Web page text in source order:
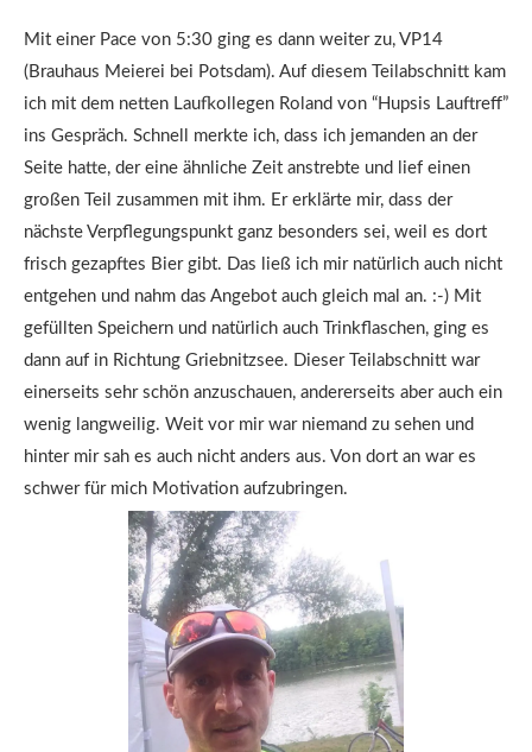
Mit einer Pace von 5:30 ging es dann weiter zu, VP14
(Brauhaus Meierei bei Potsdam). Auf diesem Teilabschnitt kam
ich mit dem netten Laufkollegen Roland von “Hupsis Lauftreff”
ins Gespräch. Schnell merkte ich, dass ich jemanden an der
Seite hatte, der eine ähnliche Zeit anstrebte und lief einen
großen Teil zusammen mit ihm. Er erklärte mir, dass der
nächste Verpflegungspunkt ganz besonders sei, weil es dort
frisch gezapftes Bier gibt. Das ließ ich mir natürlich auch nicht
entgehen und nahm das Angebot auch gleich mal an. :-) Mit
gefüllten Speichern und natürlich auch Trinkflaschen, ging es
dann auf in Richtung Griebnitzsee. Dieser Teilabschnitt war
einerseits sehr schön anzuschauen, andererseits aber auch ein
wenig langweilig. Weit vor mir war niemand zu sehen und
hinter mir sah es auch nicht anders aus. Von dort an war es
schwer für mich Motivation aufzubringen.